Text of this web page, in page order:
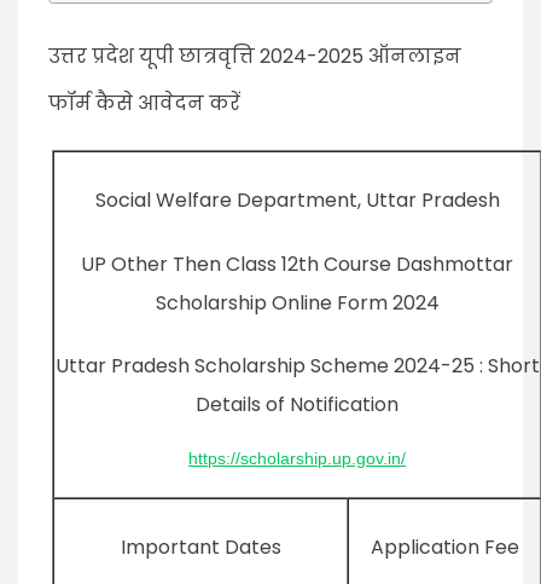
उत्तर प्रदेश यूपी छात्रवृत्ति 2024-2025 ऑनलाइन
फॉर्म कैसे आवेदन करें
Social Welfare Department, Uttar Pradesh
UP Other Then Class 12th Course Dashmottar
Scholarship Online Form 2024
Uttar Pradesh Scholarship Scheme 2024-25 : Short
Details of Notification
https://scholarship.up.gov.in/
Important Dates Application Fee